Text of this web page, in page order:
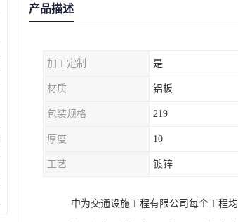
产品描述
加工定制 是
材质 铝板
包装规格 219
厚度 10
工艺 镀锌
中为交通设施工程有限公司每个工程